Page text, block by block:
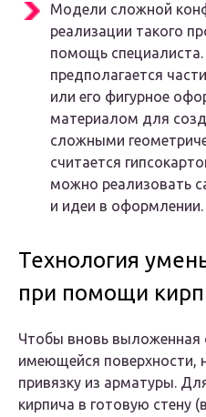
Модели сложной
реализации такого
помощь
предполагается
или его фигурное
материалом для
сложными
считается
можно реализовать
и идеи в оформлении.
Технология
при помощи
Чтобы вновь выложенная
имеющейся поверхности,
привязку из арматуры.
кирпича в готовую стену